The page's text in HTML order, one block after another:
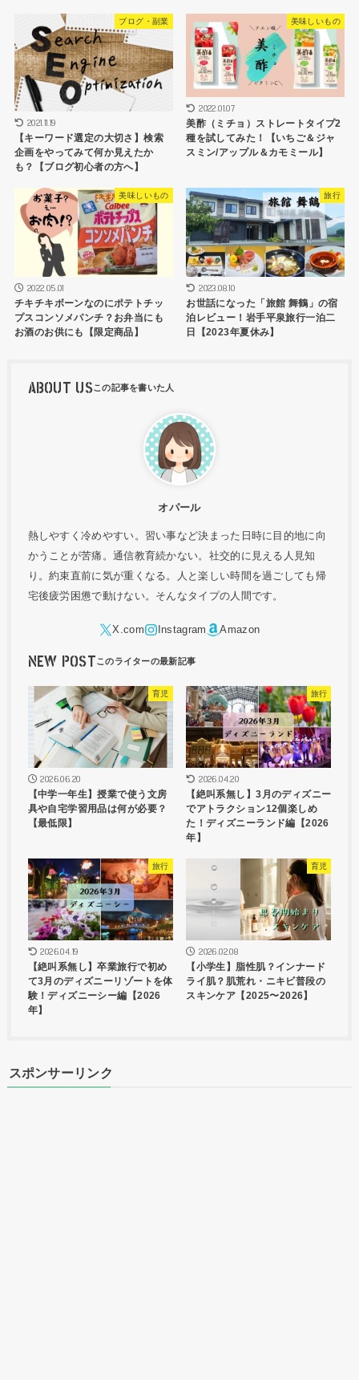
ブログ・副業
2021.11.19
【キーワード選定の大切さ】検索
企画をやってみて何か見えたか
も？【ブログ初心者の方へ】
美味しいもの
2022.01.07
美酢（ミチョ）ストレートタイプ2
種を試してみた！【いちご＆ジャ
スミン/アップル＆カモミール】
美味しいもの
2022.05.01
チキチキボーンなのにポテトチッ
プスコンソメパンチ？お弁当にも
お酒のお供にも【限定商品】
旅行
2023.08.10
お世話になった「旅館 舞鶴」の宿
泊レビュー！岩手平泉旅行一泊二
日【2023年夏休み】
ABOUT US
オパール
熱しやすく冷めやすい。習い事など決まった日時に目的地に向
かうことが苦痛。通信教育続かない。社交的に見える人見知
り。約束直前に気が重くなる。人と楽しい時間を過ごしても帰
宅後疲労困憊で動けない。そんなタイプの人間です。
NEW POST
育児
2026.06.20
【中学一年生】授業で使う文房
具や自宅学習用品は何が必要？
【最低限】
旅行
2026.04.20
【絶叫系無し】3月のディズニー
でアトラクション12個楽しめ
た！ディズニーランド編【2026
年】
旅行
2026.04.19
【絶叫系無し】卒業旅行で初め
て3月のディズニーリゾートを体
験！ディズニーシー編【2026
年】
育児
2026.02.08
【小学生】脂性肌？インナード
ライ肌？肌荒れ・ニキビ普段の
スキンケア【2025〜2026】
スポンサーリンク